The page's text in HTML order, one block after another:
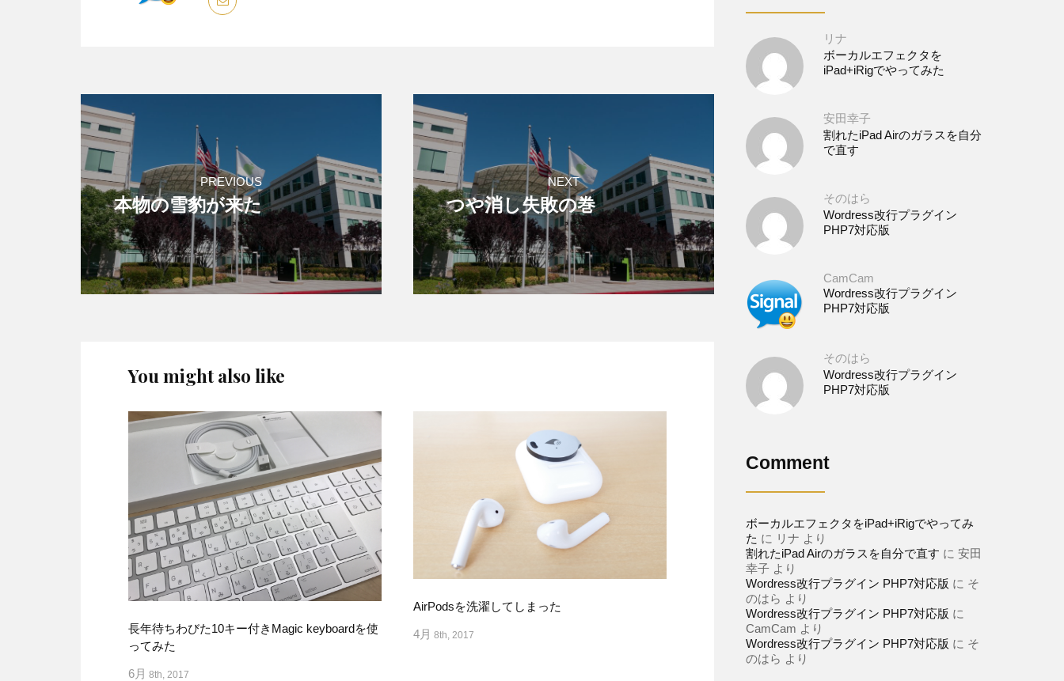
PREVIOUS
本物の雪豹が来た
NEXT
つや消し失敗の巻
You might also like
長年待ちわびた10キー付きMagic keyboardを使
ってみた
6月 8th, 2017
AirPodsを洗濯してしまった
4月 8th, 2017
リナ
ボーカルエフェクタを
iPad+iRigでやってみた
安田幸子
割れたiPad Airのガラスを自分
で直す
そのはら
Wordress改行プラグイン
PHP7対応版
CamCam
Wordress改行プラグイン
PHP7対応版
そのはら
Wordress改行プラグイン
PHP7対応版
Comment
ボーカルエフェクタをiPad+iRigでやってみ
た に リナ より
割れたiPad Airのガラスを自分で直す に 安田
幸子 より
Wordress改行プラグイン PHP7対応版 に そ
のはら より
Wordress改行プラグイン PHP7対応版 に
CamCam より
Wordress改行プラグイン PHP7対応版 に そ
のはら より